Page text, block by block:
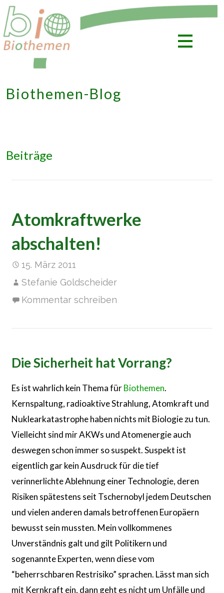
Zum
Inhalt
springen
Biothemen-Blog
Beiträge
Atomkraftwerke
abschalten!
15. März 2011
Stefanie Goldscheider
Kommentar schreiben
Die Sicherheit hat Vorrang?
Es ist wahrlich kein Thema fürBiothemen.
Kernspaltung, radioaktive Strahlung, Atomkraft und
Nuklearkatastrophe haben nichts mit Biologie zu tun.
Vielleicht sind mir AKWs und Atomenergie auch
deswegen schon immer so suspekt. Suspekt ist
eigentlich gar kein Ausdruck für die tief
verinnerlichte Ablehnung einer Technologie, deren
Risiken spätestens seit Tschernobyl jedem Deutschen
und vielen anderen damals betroffenen Europäern
bewusst sein mussten. Mein vollkommenes
Unverständnis galt und gilt Politikern und
sogenannte Experten, wenn diese vom
“beherrschbaren Restrisiko” sprachen. Lässt man sich
mit Kernkraft ein, dann geht es nicht um Unfälle und